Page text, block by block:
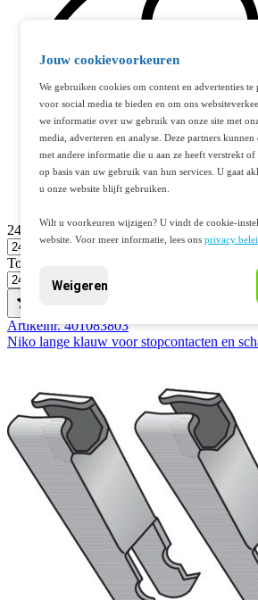
Jouw cookievoorkeuren
We gebruiken cookies om content en advertenties te
voor social media te bieden en om ons
we informatie over uw gebruik van onze site met
media, adverteren en analyse. Deze partners kunnen
met andere informatie die u aan ze heeft verstrekt of
op basis van uw gebruik van hun services. U gaat
u onze website blijft gebruiken.
Wilt u voorkeuren wijzigen? U vindt de cookie-
website. Voor meer informatie, lees ons privacy
Weigeren
24
Toon
Artikelnr. 401083803
Niko lange klauw voor stopcontacten en